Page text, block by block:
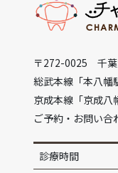
〒272-0025 千葉
総武本線「本八幡
京成本線「京成八
ご予約・お問い
診療時間